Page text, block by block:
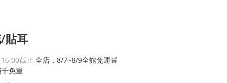
貼耳
截止 全店，8/7~8/9全館免運🛒
免運